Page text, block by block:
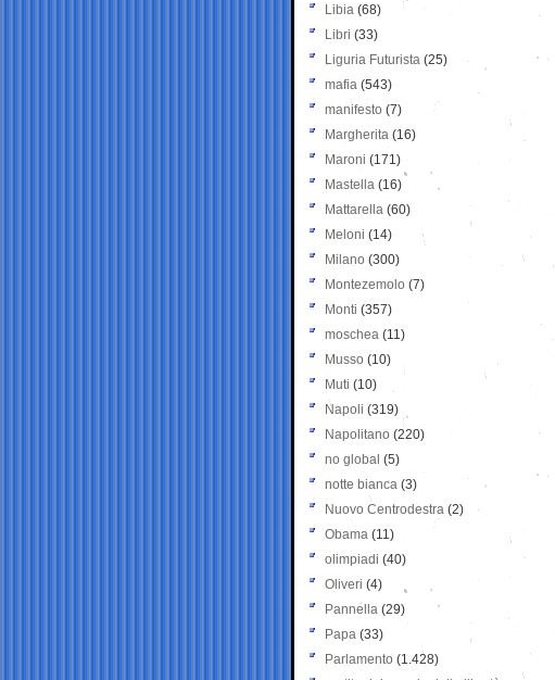
Libia (68)
Libri (33)
Liguria Futurista (25)
mafia (543)
manifesto (7)
Margherita (16)
Maroni (171)
Mastella (16)
Mattarella (60)
Meloni (14)
Milano (300)
Montezemolo (7)
Monti (357)
moschea (11)
Musso (10)
Muti (10)
Napoli (319)
Napolitano (220)
no global (5)
notte bianca (3)
Nuovo Centrodestra (2)
Obama (11)
olimpiadi (40)
Oliveri (4)
Pannella (29)
Papa (33)
Parlamento (1.428)